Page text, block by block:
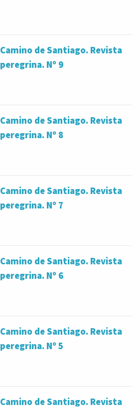
Camino de Santiago. Revista
peregrina. Nº 9
Camino de Santiago. Revista
peregrina. Nº 8
Camino de Santiago. Revista
peregrina. Nº 7
Camino de Santiago. Revista
peregrina. Nº 6
Camino de Santiago. Revista
peregrina. Nº 5
Camino de Santiago. Revista